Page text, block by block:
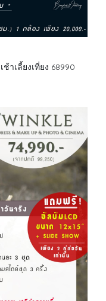
าเลี้ยงเที่ยง 68990